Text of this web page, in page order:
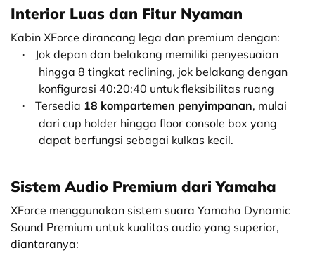
Luas dan Fitur Nyaman
XForce dirancang lega dan premium dengan:
·
Jok depan dan belakang memiliki penyesuaian
hingga 8 tingkat reclining, jok belakang dengan
konfigurasi 40:20:40 untuk fleksibilitas ruang
· Tersedia 18 kompartemen penyimpanan, mulai
dari cup holder hingga floor console box yang
dapat berfungsi sebagai kulkas kecil.
Audio Premium dari Yamaha
menggunakan sistem suara Yamaha Dynamic
Sound Premium untuk kualitas audio yang superior,
diantaranya: